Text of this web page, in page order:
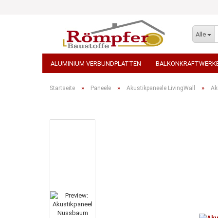
Alle
ALUMINIUM VERBUNDPLATTEN
PORENBETON / KALKSANDSTEINE
Startseite » Paneele » Akustikpaneele LivingWall »